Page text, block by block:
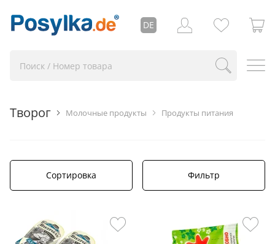
DE
Продукты питания
Молочные продукты
Творог
Сортировка Фильтр